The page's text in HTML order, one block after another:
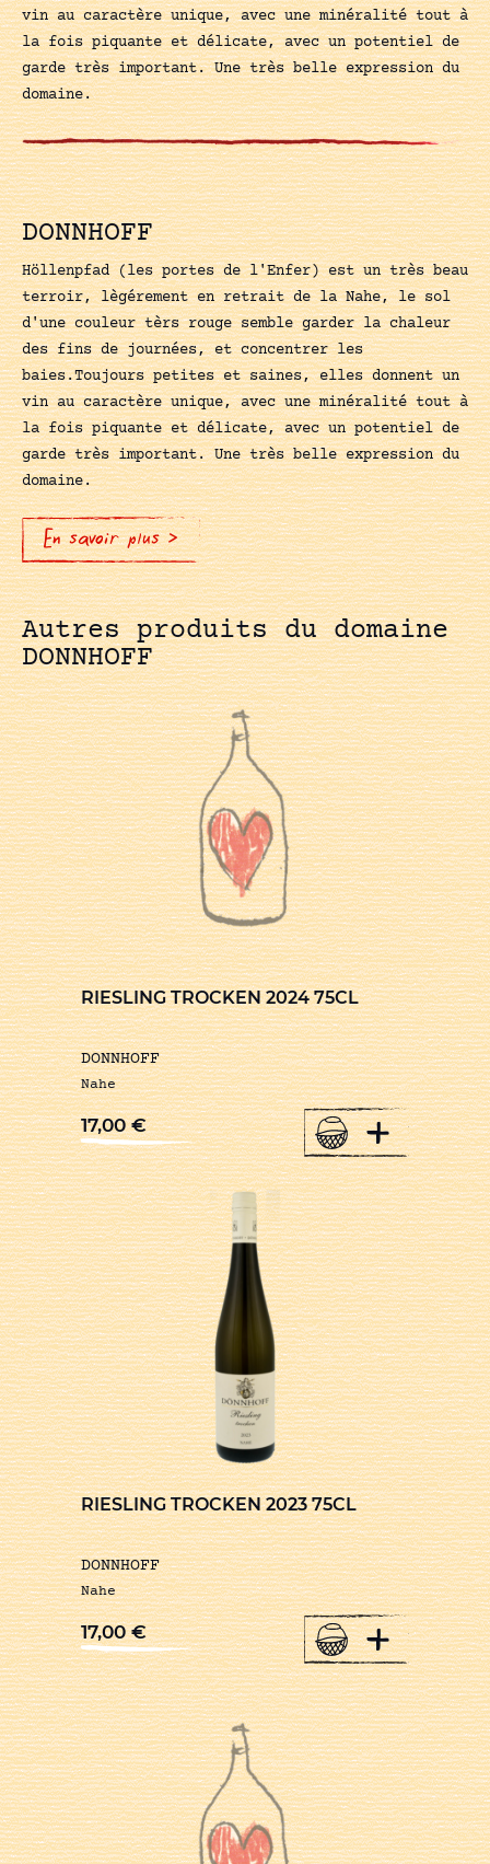
vin au caractère unique, avec une minéralité tout à
la fois piquante et délicate, avec un potentiel de
garde très important. Une très belle expression du
domaine.
DONNHOFF
Höllenpfad (les portes de l'Enfer) est un très beau
terroir, lègérement en retrait de la Nahe, le sol
d'une couleur tèrs rouge semble garder la chaleur
des fins de journées, et concentrer les
baies.Toujours petites et saines, elles donnent un
vin au caractère unique, avec une minéralité tout à
la fois piquante et délicate, avec un potentiel de
garde très important. Une très belle expression du
domaine.
En savoir plus >
Autres produits du domaine
DONNHOFF
RIESLING TROCKEN 2024 75CL
DONNHOFF
Nahe
17,00€ +
RIESLING TROCKEN 2023 75CL
DONNHOFF
Nahe
17,00€ +